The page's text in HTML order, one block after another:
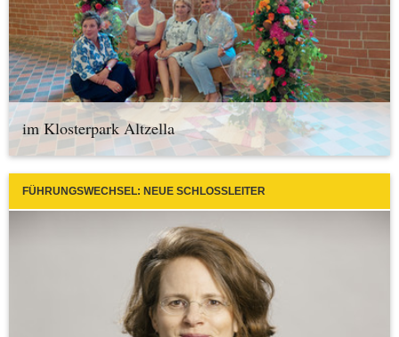
im Klosterpark Altzella
FÜHRUNGSWECHSEL: NEUE SCHLOSSLEITER